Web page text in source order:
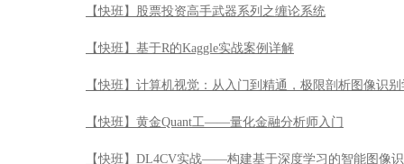
【快班】股票投资高手武器系列之缠论系统
【快班】基于R的Kaggle实战案例详解
【快班】计算机视觉：从入门到精通，极限剖析图像识
【快班】黄金Quant工——量化金融分析师入门
【快班】DL4CV实战——构建基于深度学习的智能图像